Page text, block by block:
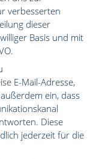
verbesserten
dieser
Basis und mit
E-Mail-Adresse,
ein, dass
Diese
jederzeit für die